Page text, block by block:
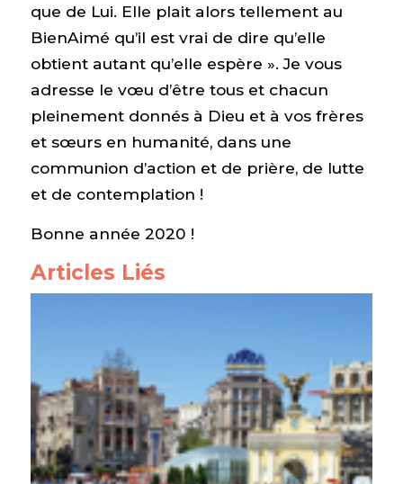
que de Lui. Elle plait alors tellement au
BienAimé qu’il est vrai de dire qu’elle
obtient autant qu’elle espère ». Je vous
adresse le vœu d’être tous et chacun
pleinement donnés à Dieu et à vos frères
et sœurs en humanité, dans une
communion d’action et de prière, de lutte
et de contemplation !
Bonne année 2020 !
Articles Liés